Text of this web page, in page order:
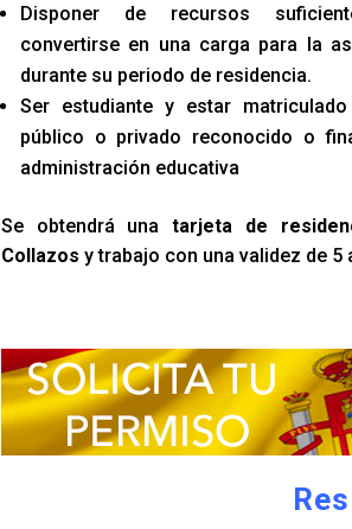
Disponer de recursos
convertirse en una carga para la
durante su periodo de residencia.
Ser estudiante y estar
público o privado reconocido o
administración educativa
Se obtendrá unatarjeta de
Collazos y trabajo con una validez de 5